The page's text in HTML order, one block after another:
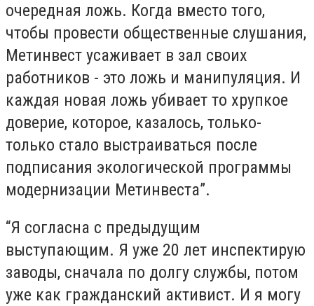
очередная ложь. Когда вместо того,
чтобы провести общественные слушания,
Метинвест усаживает в зал своих
работников - это ложь и манипуляция. И
каждая новая ложь убивает то хрупкое
доверие, которое, казалось, только-
только стало выстраиваться после
подписания экологической программы
модернизации Метинвеста”.
“Я согласна с предыдущим
выступающим. Я уже 20 лет инспектирую
заводы, сначала по долгу службы, потом
уже как гражданский активист. И я могу